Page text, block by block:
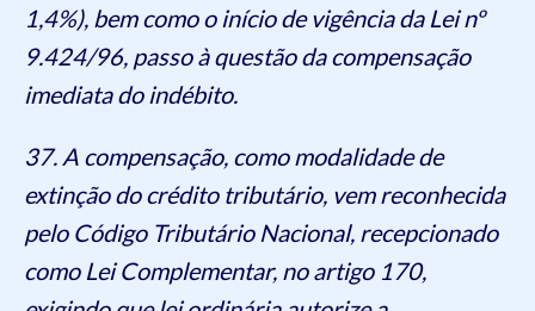
1,4%), bem como o início de vigência da Lei nº
9.424/96, passo à questão da compensação
imediata do indébito.
37. A compensação, como modalidade de
extinção do crédito tributário, vem reconhecida
pelo Código Tributário Nacional, recepcionado
como Lei Complementar, no artigo 170,